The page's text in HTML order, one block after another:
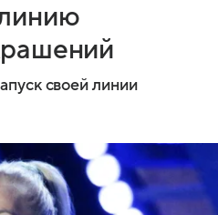
своей линии